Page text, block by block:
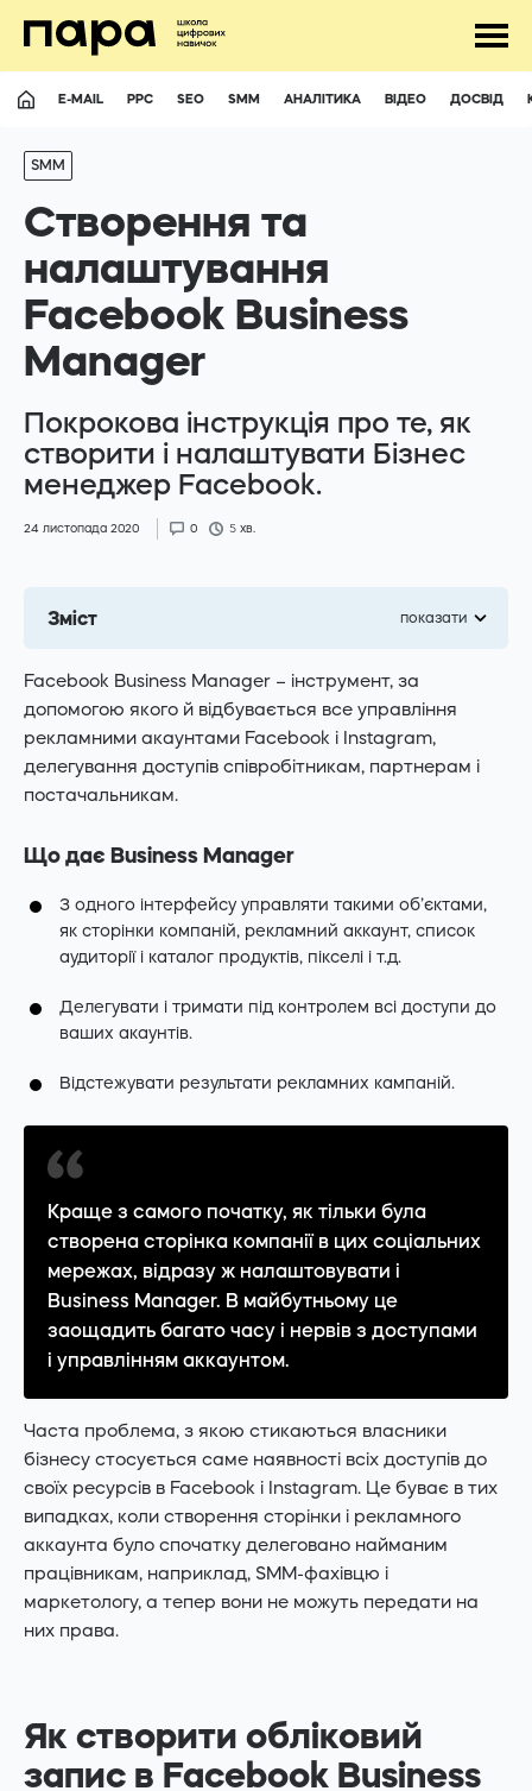
hello@para.school
Telegram Youtube
UA RU
E-MAIL PPC SEO SMM АНАЛІТИКА ВІДЕО ДОСВІД
SMM
Створення та
налаштування
Facebook Business
Manager
Покрокова інструкція про те, як
створити і налаштувати Бізнес
менеджер Facebook.
24 листопада 2020 0 5 хв.
Зміст показати
Facebook Business Manager – інструмент, за
допомогою якого й відбувається все управління
рекламними акаунтами Facebook і Instagram,
делегування доступів співробітникам, партнерам і
постачальникам.
Що дає Business Manager
З одного інтерфейсу управляти такими об’єктами,
як сторінки компаній, рекламний аккаунт, список
аудиторії і каталог продуктів, пікселі і т.д.
Делегувати і тримати під контролем всі доступи до
ваших акаунтів.
Відстежувати результати рекламних кампаній.
Краще з самого початку, як тільки була
створена сторінка компанії в цих соціальних
мережах, відразу ж налаштовувати і
Business Manager. В майбутньому це
заощадить багато часу і нервів з доступами
і управлінням аккаунтом.
Часта проблема, з якою стикаються власники
бізнесу стосується саме наявності всіх доступів до
своїх ресурсів в Facebook і Instagram. Це буває в тих
випадках, коли створення сторінки і рекламного
аккаунта було спочатку делеговано найманим
працівникам, наприклад, SMM-фахівцю і
маркетологу, а тепер вони не можуть передати на
них права.
Як створити обліковий
запис в Facebook Business